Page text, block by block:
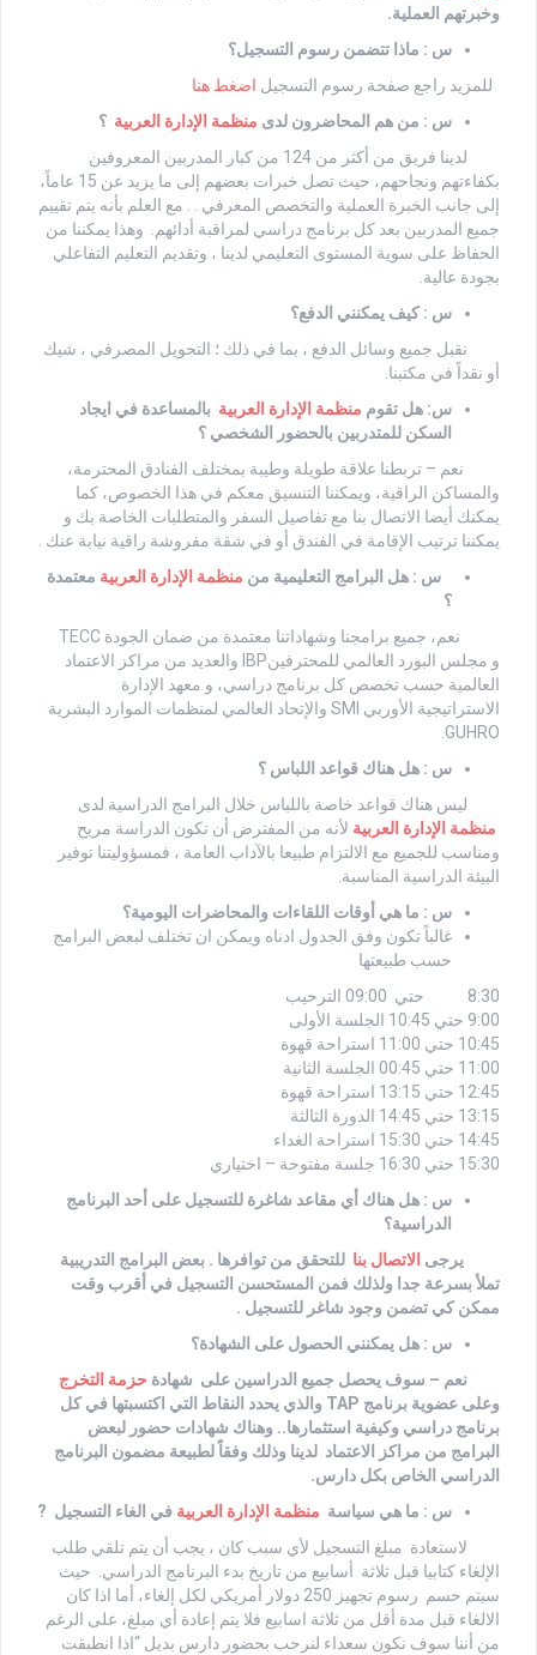
وخبرتهم العملية.
س : ماذا تتضمن رسوم التسجيل؟
للمزيد راجع صفحة رسوم التسجيل اضغط هنا
س : من هم المحاضرون لدى منظمة الإدارة العربية؟
لدينا فريق من أكثر من 124 من كبار المدربين المعروفين
بكفاءتهم ونجاحهم، حيث تصل خبرات بعضهم إلى ما يزيد عن 15 عاماً،
إلى جانب الخبرة العملية والتخصص المعرفي . . مع العلم بأنه يتم تقييم
جميع المدربين بعد كل برنامج دراسي لمراقبة أدائهم. وهذا يمكننا من
الحفاظ على سوية المستوى التعليمي لدينا ، وتقديم التعليم التفاعلي
بجودة عالية.
س : كيف يمكنني الدفع؟
نقبل جميع وسائل الدفع ، بما في ذلك ؛ التحويل المصرفي ، شيك
أو نقداً في مكتبنا.
س: هل تقوم منظمة الإدارة العربيةبالمساعدة في ايجاد
السكن للمتدربين بالحضور الشخصي ؟
نعم – تربطنا علاقة طويلة وطيبة بمختلف الفنادق المحترمة،
والمساكن الراقية، ويمكننا التنسيق معكم في هذا الخصوص، كما
يمكنك أيضا الاتصال بنا مع تفاصيل السفر والمتطلبات الخاصة بك و
يمكننا ترتيب الإقامة في الفندق أو في شقة مفروشة راقية نيابة عنك .
س : هل البرامج التعليمية من منظمة الإدارة العربيةمعتمدة
؟
نعم، جميع برامجنا وشهاداتنا معتمدة من ضمان الجودة TECC
و مجلس البورد العالمي للمحترفينIBP والعديد من مراكز الاعتماد
العالمية حسب تخصص كل برنامج دراسي، و معهد الإدارة
الاستراتيجية الأوربي SMI والإتحاد العالمي لمنظمات الموارد البشرية
GUHRO.
س : هل هناك قواعد اللباس ؟
ليس هناك قواعد خاصة باللباس خلال البرامج الدراسية لدى
منظمة الإدارة العربيةلأنه من المفترض أن تكون الدراسة مريح
ومناسب للجميع مع الالتزام طبيعا بالآداب العامة ، فمسؤوليتنا توفير
البيئة الدراسية المناسبة.
س : ما هي أوقات اللقاءات والمحاضرات اليومية؟
غالباً تكون وفق الجدول ادناه ويمكن ان تختلف لبعض البرامج
حسب طبيعتها
8:30 حتي 09:00 الترحيب
9:00 حتي 10:45 الجلسة الأولى
10:45 حتي 11:00 استراحة قهوة
11:00 حتي 00:45 الجلسة الثانية
12:45 حتي 13:15 استراحة قهوة
13:15 حتي 14:45 الدورة الثالثة
14:45 حتي 15:30 استراحة الغداء
15:30 حتي 16:30 جلسة مفتوحة – اختياري
س : هل هناك أي مقاعد شاغرة للتسجيل على أحد البرنامج
الدراسية؟
يرجى الاتصال بناللتحقق من توافرها . بعض البرامج التدريبية
تملأ بسرعة جدا ولذلك فمن المستحسن التسجيل في أقرب وقت
ممكن كي تضمن وجود شاغر للتسجيل .
س : هل يمكنني الحصول على الشهادة؟
نعم – سوف يحصل جميع الدراسين على شهادة حزمة التخرج
وعلى عضوية برنامج TAP والذي يحدد النقاط التي اكتسبتها في كل
برنامج دراسي وكيفية استثمارها.. وهناك شهادات حضور لبعض
البرامج من مراكز الاعتماد لدينا وذلك وفقاً لطبيعة مضمون البرنامج
الدراسي الخاص بكل دارس.
س : ما هي سياسة منظمة الإدارة العربيةفي الغاء التسجيل ?
لاستعادة مبلغ التسجيل لأي سبب كان ، يجب أن يتم تلقي طلب
الإلغاء كتابيا قبل ثلاثة أسابيع من تاريخ بدء البرنامج الدراسي. حيث
سيتم حسم رسوم تجهيز 250 دولار أمريكي لكل إلغاء، أما اذا كان
الالغاء قبل مدة أقل من ثلاثة اسابيع فلا يتم إعادة أي مبلغ، على الرغم
من أننا سوف نكون سعداء لنرحب بحضور دارس بديل “اذا انطبقت